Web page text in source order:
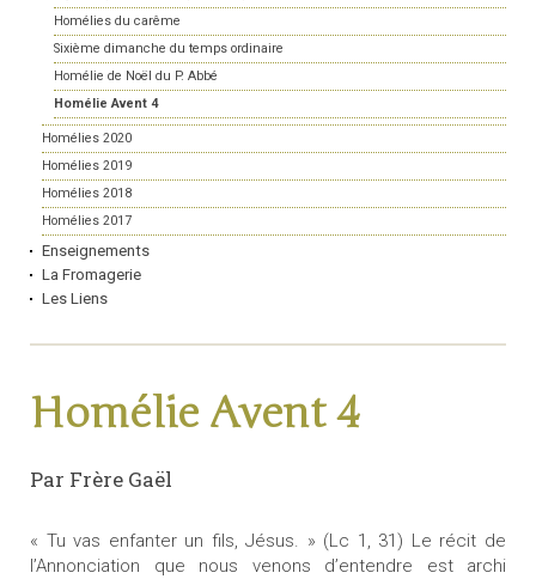
Homélies du carême
Sixième dimanche du temps ordinaire
Homélie de Noël du P. Abbé
Homélie Avent 4
Homélies 2020
Homélies 2019
Homélies 2018
Homélies 2017
Enseignements
La Fromagerie
Les Liens
Homélie Avent 4
Par Frère Gaël
« Tu vas enfanter un fils, Jésus. » (Lc 1, 31) Le récit de
l’Annonciation que nous venons d’entendre est archi